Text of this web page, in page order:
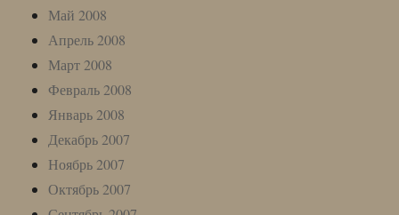
Май 2008
Апрель 2008
Март 2008
Февраль 2008
Январь 2008
Декабрь 2007
Ноябрь 2007
Октябрь 2007